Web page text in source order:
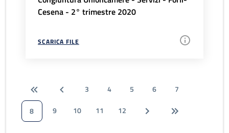
Cesena - 2° trimestre 2020
SCARICA FILE
3 4 5 6
7
8
9 10 11 12